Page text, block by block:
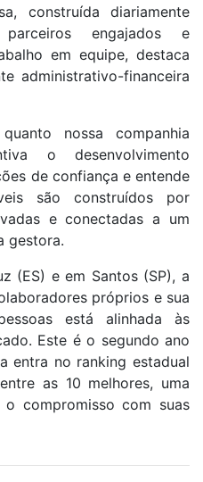
construída diariamente
engajados e
em equipe, destaca
administrativo-financeira
nossa companhia
o desenvolvimento
de confiança e entende
são construídos por
e conectadas a um
gestora.
(ES) e em Santos (SP), a
próprios e sua
está alinhada às
Este é o segundo ano
entra no ranking estadual
as 10 melhores, uma
compromisso com suas